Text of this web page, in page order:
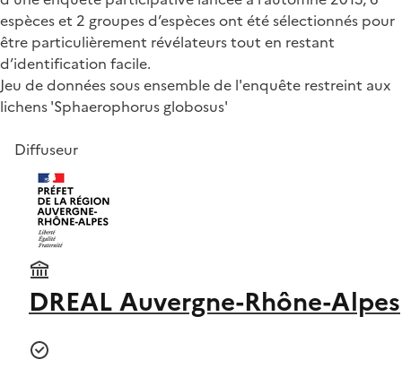
espèces et 2 groupes d’espèces ont été sélectionnés pour
être particulièrement révélateurs tout en restant
d’identification facile.
Jeu de données sous ensemble de l'enquête restreint aux
lichens 'Sphaerophorus globosus'
Diffuseur
DREAL Auvergne-Rhône-Alpes